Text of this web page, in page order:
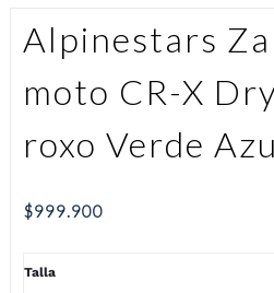
Alpinestars
moto CR-X
roxo Verde
$999.900
Talla